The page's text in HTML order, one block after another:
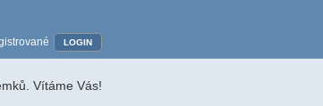
LOGIN
Vítáme Vás!